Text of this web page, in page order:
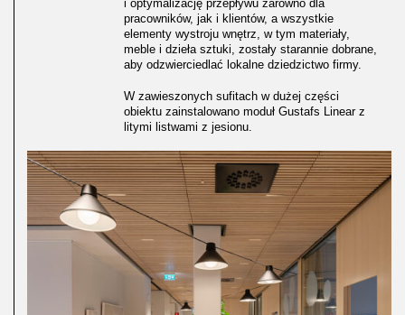
i optymalizację przepływu zarówno dla
pracowników, jak i klientów, a wszystkie
elementy wystroju wnętrz, w tym materiały,
meble i dzieła sztuki, zostały starannie dobrane,
aby odzwierciedlać lokalne dziedzictwo firmy.
W zawieszonych sufitach w dużej części
obiektu zainstalowano moduł Gustafs Linear z
litymi listwami z jesionu.